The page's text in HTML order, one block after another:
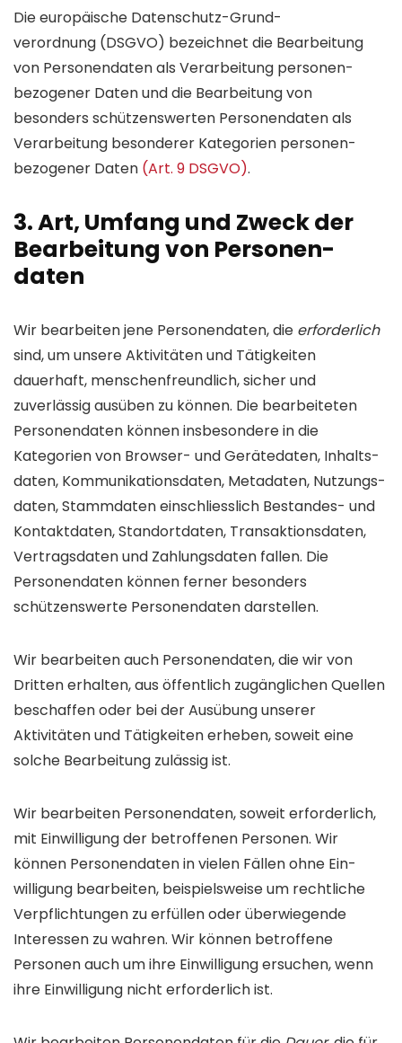
Die europäische Daten­schutz-Grund­
verordnung (DSGVO) bezeichnet die Bearbeitung
von Personen­daten als Verarbeitung personen­
bezogener Daten und die Bearbeitung von
besonders schützenswerten Personen­daten als
Verarbeitung besonderer Kategorien personen­
bezogener Daten (Art. 9 DSGVO).
3. Art, Umfang und Zweck der
Bearbeitung von Personen­
daten
Wir bearbeiten jene Personen­daten, die erforderlich
sind, um unsere Aktivitäten und Tätig­keiten
dauerhaft, menschen­freundlich, sicher und
zuverlässig ausüben zu können. Die bearbeiteten
Personen­daten können insbesondere in die
Kategorien von Browser- und Gerätedaten, Inhalts­
daten, Kommuni­kations­daten, Meta­daten, Nutzungs­
daten, Stamm­daten einschliesslich Bestandes- und
Kontakt­daten, Standort­daten, Transaktions­daten,
Vertrags­daten und Zahlungs­daten fallen. Die
Personen­daten können ferner besonders
schützens­werte Personen­daten darstellen.
Wir bearbeiten auch Personen­daten, die wir von
Dritten erhalten, aus öffentlich zugäng­lichen Quellen
beschaffen oder bei der Ausübung unserer
Aktivitäten und Tätig­keiten erheben, soweit eine
solche Bearbeitung zulässig ist.
Wir bearbeiten Personen­daten, soweit erforderlich,
mit Ein­willigung der betroffenen Personen. Wir
können Personen­daten in vielen Fällen ohne Ein­
willigung bearbeiten, beispiels­weise um rechtliche
Ver­pflichtungen zu erfüllen oder über­wiegende
Interessen zu wahren. Wir können betroffene
Personen auch um ihre Ein­willigung ersuchen, wenn
ihre Ein­willigung nicht erforder­lich ist.
Alle Deals & Alle Angebote